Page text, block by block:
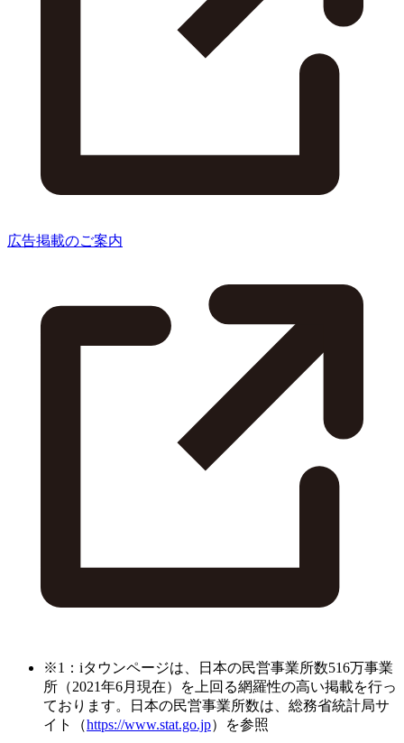
広告掲載のご案内
※1：iタウンページは、日本の民営事業所数516万事業
所（2021年6月現在）を上回る網羅性の高い掲載を行っ
ております。日本の民営事業所数は、総務省統計局サ
イト（https://www.stat.go.jp）を参照